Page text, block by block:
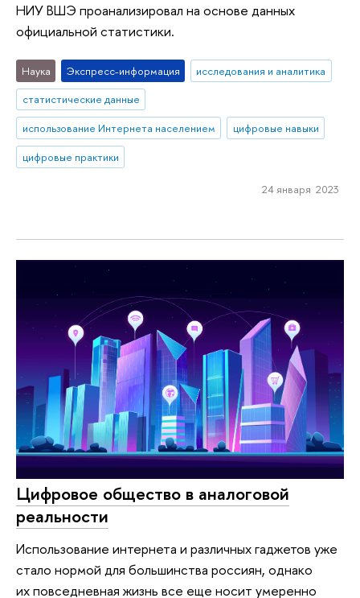
НИУ ВШЭ проанализировал на основе данных
официальной статистики.
Наука Экспресс-информация
исследования и аналитика
статистические данные
использование Интернета населением
цифровые навыки
цифровые практики
24 января 2023
Цифровое общество в аналоговой
реальности
Использование интернета и различных гаджетов уже
стало нормой для большинства россиян, однако
их повседневная жизнь все еще носит умеренно